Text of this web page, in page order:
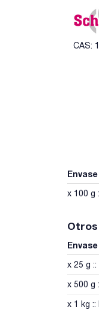
CAS:
Envase
x 100 g
Otros
Envase
x 25 g
x 500 g
x 1 kg